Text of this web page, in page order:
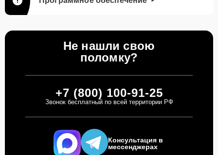
Не нашли свою
поломку?
+7 (800) 100-91-25
Звонок бесплатный по всей территории РФ
Консультация в
мессенджерах